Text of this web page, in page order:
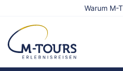
Warum M-
Zurück
Zurück
Zurück